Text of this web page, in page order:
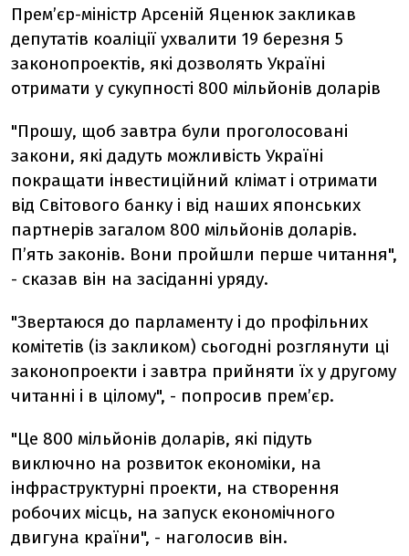
Прем’єр-міністр Арсеній Яценюк закликав
депутатів коаліції ухвалити 19 березня 5
законопроектів, які дозволять Україні
отримати у сукупності 800 мільйонів доларів
"Прошу, щоб завтра були проголосовані
закони, які дадуть можливість Україні
покращати інвестиційний клімат і отримати
від Світового банку і від наших японських
партнерів загалом 800 мільйонів доларів.
П’ять законів. Вони пройшли перше читання",
- сказав він на засіданні уряду.
"Звертаюся до парламенту і до профільних
комітетів (із закликом) сьогодні розглянути ці
законопроекти і завтра прийняти їх у другому
читанні і в цілому", - попросив прем’єр.
"Це 800 мільйонів доларів, які підуть
виключно на розвиток економіки, на
інфраструктурні проекти, на створення
робочих місць, на запуск економічного
двигуна країни", - наголосив він.